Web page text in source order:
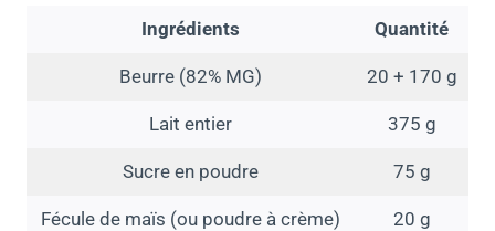
Ingrédients Quantité
Beurre (82% MG) 20 + 170 g
Lait entier 375 g
Sucre en poudre 75 g
Fécule de maïs (ou poudre à crème) 20 g